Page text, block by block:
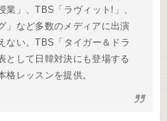
業」、TBS「ラヴィット!」、
」など多数のメディアに出演
ない。TBS「タイガー＆ドラ
として日韓対決にも登場する
格レッスンを提供。